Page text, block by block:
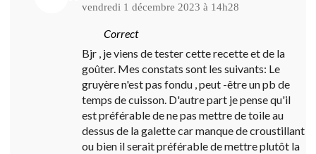
vendredi 1 décembre 2023 à 14h28
Correct
Bjr , je viens de tester cette recette et de la
goûter. Mes constats sont les suivants: Le
gruyère n'est pas fondu , peut -être un pb de
temps de cuisson. D'autre part je pense qu'il
est préférable de ne pas mettre de toile au
dessus de la galette car manque de croustillant
ou bien il serait préférable de mettre plutôt la